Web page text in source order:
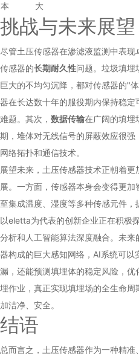
本
大
挑战与未来展望
尽管土压传感器在渗滤液监测中表
传感器的长期耐久性问题。垃圾填埋
巨大的不均匀沉降，都对传感器的"
器在长达数十年的服役期内保持稳
难题。其次， 数据传输在广阔的填埋
期，堆体对无线信号的屏蔽效应很
网络拓扑和通信技术。
展望未来，土压传感器技术正朝着
展。一方面，传感器本身会变得更
至集成温度、湿度等多种传感元件，
以eletta为代表的创新企业正在积极
分析和人工智能算法深度融合。未
器构成的巨大感知网络，AI系统可
漏，还能预测填埋体的稳定风险，
埋作业，真正实现填埋场的全生命
加洁净、安全。
结语
总而言之，土压传感器作为一种精